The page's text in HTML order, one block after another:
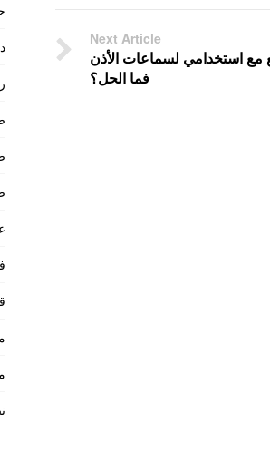
Next Article
استخدامي لسماعات الأذن
فما الحل؟